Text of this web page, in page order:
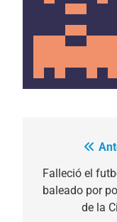
de
entradas
Falleció el
baleado por
de la